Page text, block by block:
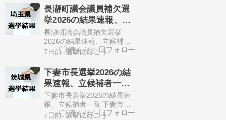
人に対して1人が立候補して
います。 8月9日に投開票の
予定でしたが立候補者が定
数以下だったので無投票で
の当選が確定しています。
今回はこの白川町長選挙の
長瀞町議会議員補欠選
挙2026の結果速報、立
候補者一覧（8月2日、
埼玉県）
長瀞町議会議員補欠選挙
2026の結果速報、立候補者
一覧 長瀞町議会議員の欠員
選挙が7月28日に告知されま
した。 定数1人に対して2人
が立候補しています。 8月2
日に投開票の予定です。 今
回の記事はこの長瀞町議会
議員補欠選挙の立候補者、
7日前 選挙に行こう
下妻市長選挙2026の結
果速報、立候補者一覧
（8月2日、茨城県）
下妻市長選挙2026の結果速
報、立候補者一覧 下妻市長
の欠員に伴う下妻市長選挙
7日前 選挙に行こう